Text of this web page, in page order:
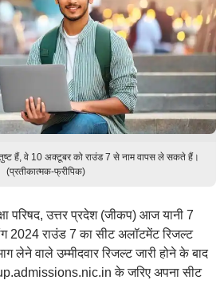
हैं, वे 10 अक्टूबर को राउंड 7 से नाम वापस ले सकते हैं।
(प्रतीकात्मक-फ्रीपिक)
परिषद, उत्तर प्रदेश (जीकप) आज यानी 7
2024 राउंड 7 का सीट अलॉटमेंट रिजल्ट
लेने वाले उम्मीदवार रिजल्ट जारी होने के बाद
के जरिए अपना सीट